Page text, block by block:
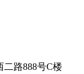
路888号C楼